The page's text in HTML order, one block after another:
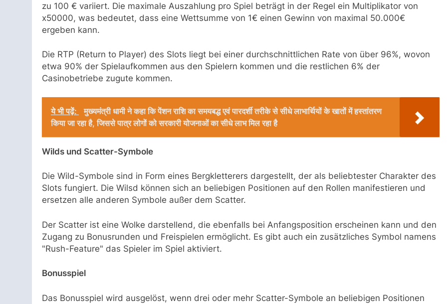
zu 100 € variiert. Die maximale Auszahlung pro Spiel beträgt in der Regel ein Multiplikator von
x50000, was bedeutet, dass eine Wettsumme von 1€ einen Gewinn von maximal 50.000€
ergeben kann.
Die RTP (Return to Player) des Slots liegt bei einer durchschnittlichen Rate von über 96%, wovon
etwa 90% der Spielaufkommen aus den Spielern kommen und die restlichen 6% der
Casinobetriebe zugute kommen.
ये भी पढ़ें:
मुख्यमंत्री धामी ने कहा कि पेंशन राशि का समयबद्ध एवं पारदर्शी तरीके से सीधे लाभार्थियों के खातों में हस्तांतरण
किया जा रहा है, जिससे पात्र लोगों को सरकारी योजनाओं का सीधे लाभ मिल रहा है
Wilds und Scatter-Symbole
Die Wild-Symbole sind in Form eines Bergkletterers dargestellt, der als beliebtester Charakter des
Slots fungiert. Die Wilsd können sich an beliebigen Positionen auf den Rollen manifestieren und
ersetzen alle anderen Symbole außer dem Scatter.
Der Scatter ist eine Wolke darstellend, die ebenfalls bei Anfangsposition erscheinen kann und den
Zugang zu Bonusrunden und Freispielen ermöglicht. Es gibt auch ein zusätzliches Symbol namens
"Rush-Feature" das Spieler im Spiel aktiviert.
Bonusspiel
Das Bonusspiel wird ausgelöst, wenn drei oder mehr Scatter-Symbole an beliebigen Positionen